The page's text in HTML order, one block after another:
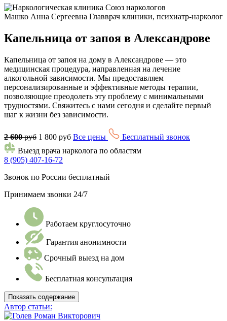
Машко Анна Сергеевна Главврач клиники, психиатр-нарколог
Капельница от запоя в Александрове
Капельница от запоя на дому в Александрове — это
медицинская процедура, направленная на лечение
алкогольной зависимости. Мы предоставляем
персонализированные и эффективные методы терапии,
позволяющие преодолеть эту проблему с минимальными
трудностями. Свяжитесь с нами сегодня и сделайте первый
шаг к жизни без зависимости.
2 600руб 1 800 руб Все цены
Бесплатный звонок
Выезд врача нарколога по областям
8 (905) 407-16-72
Звонок по России бесплатный
Принимаем звонки 24/7
Работаем круглосуточно
Гарантия анонимности
Срочный выезд на дом
Бесплатная консультация
Показать содержание
Автор статьи: